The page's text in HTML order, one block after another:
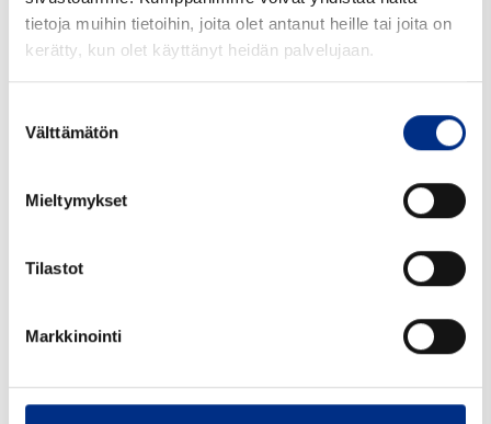
tietoja muihin tietoihin, joita olet antanut heille tai joita on
kerätty, kun olet käyttänyt heidän palvelujaan.
valinta
Välttämätön
Mieltymykset
Tilastot
Markkinointi
28 mm Tiivistetulppa valk PP, EPE
Väri: valkoinen